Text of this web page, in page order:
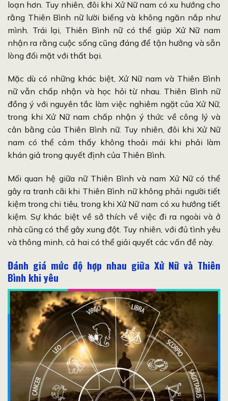
loạn hơn. Tuy nhiên, đôi khi Xử Nữ nam có xu hướng cho
rằng Thiên Bình nữ lười biếng và không ngăn nắp như
mình. Trái lại, Thiên Bình nữ có thể giúp Xử Nữ nam
nhận ra rằng cuộc sống cũng đáng để tận hưởng và sẵn
lòng đối mặt với thất bại.
Mặc dù có những khác biệt, Xử Nữ nam và Thiên Bình
nữ vẫn chấp nhận và học hỏi từ nhau. Thiên Bình nữ
đồng ý với nguyên tắc làm việc nghiêm ngặt của Xử Nữ,
trong khi Xử Nữ nam chấp nhận ý thức về công lý và
cân bằng của Thiên Bình nữ. Tuy nhiên, đôi khi Xử Nữ
nam có thể cảm thấy không thoải mái khi phải làm
khán giả trong quyết định của Thiên Bình.
Mối quan hệ giữa nữ Thiên Bình và nam Xử Nữ có thể
gây ra tranh cãi khi Thiên Bình nữ không phải người tiết
kiệm trong chi tiêu, trong khi Xử Nữ nam có xu hướng tiết
kiệm. Sự khác biệt về sở thích về việc đi ra ngoài và ở
nhà cũng có thể gây xung đột. Tuy nhiên, với đủ tình yêu
và thông minh, cả hai có thể giải quyết các vấn đề này.
Đánh giá mức độ hợp nhau giữa Xử Nữ và Thiên
Bình khi yêu